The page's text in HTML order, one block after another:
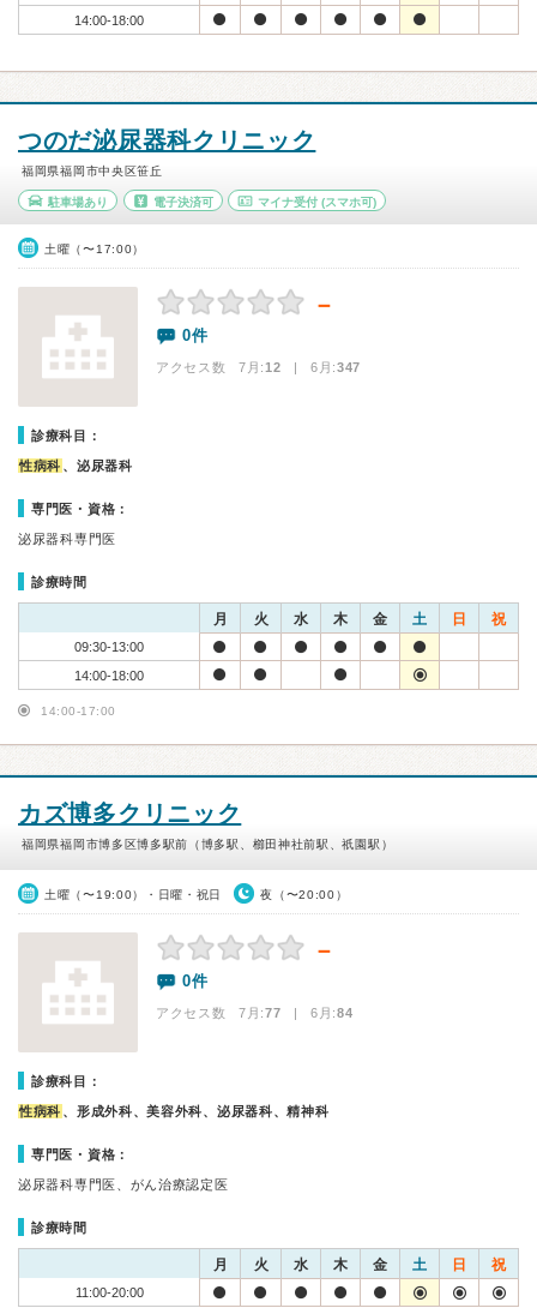
14:00-18:00
つのだ泌尿器科クリニック
福岡県福岡市中央区笹丘
駐車場あり 電子決済可 マイナ受付 (スマホ可)
土曜（〜17:00）
－
0件
アクセス数 7月:12 | 6月:347
診療科目：
性病科 、泌尿器科
専門医・資格：
泌尿器科専門医
診療時間
月 火 水 木 金 土 日 祝
09:30-13:00
14:00-18:00
14:00-17:00
カズ博多クリニック
福岡県福岡市博多区博多駅前（博多駅、櫛田神社前駅、祇園駅）
土曜（〜19:00）・日曜・祝日 夜（〜20:00）
－
0件
アクセス数 7月:77 | 6月:84
診療科目：
性病科 、形成外科、美容外科、泌尿器科、精神科
専門医・資格：
泌尿器科専門医、がん治療認定医
診療時間
月 火 水 木 金 土 日 祝
11:00-20:00